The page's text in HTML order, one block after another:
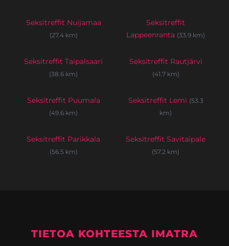
Seksitreffit Nuijamaa
(27.4 km)
Seksitreffit
Lappeenranta (33.9 km)
Seksitreffit Taipalsaari
(38.6 km)
Seksitreffit Rautjärvi
(41.7 km)
Seksitreffit Puumala
(49.6 km)
Seksitreffit Lemi (53.3
km)
Seksitreffit Parikkala
(56.5 km)
Seksitreffit Savitaipale
(57.2 km)
TIETOA KOHTEESTA IMATRA